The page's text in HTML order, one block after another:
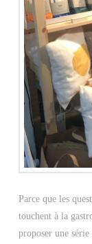
Parce que les
touchent à la
proposer une